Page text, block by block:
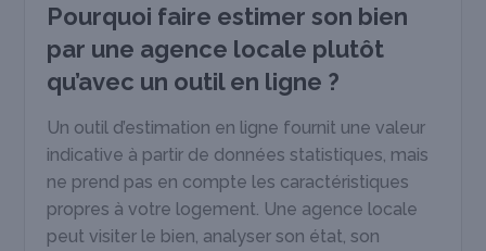
Pourquoi faire estimer son bien
par une agence locale plutôt
qu’avec un outil en ligne ?
Un outil d’estimation en ligne fournit une valeur
indicative à partir de données statistiques, mais
ne prend pas en compte les caractéristiques
propres à votre logement. Une agence locale
peut visiter le bien, analyser son état, son